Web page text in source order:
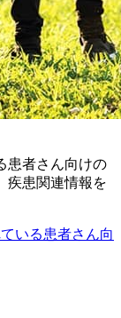
患者さん向けの
疾患関連情報を
いる患者さん向